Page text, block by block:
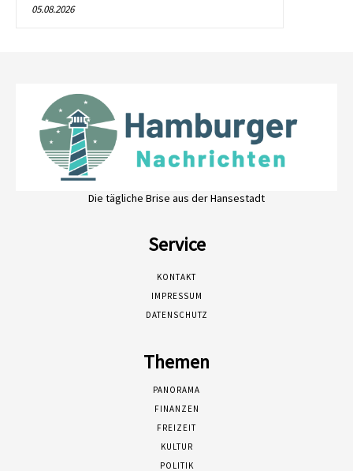
05.08.2026
Die tägliche Brise aus der Hansestadt
Service
KONTAKT
IMPRESSUM
DATENSCHUTZ
Themen
PANORAMA
FINANZEN
FREIZEIT
KULTUR
POLITIK